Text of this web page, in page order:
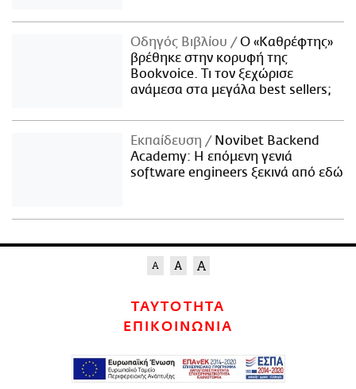
Οδηγός Βιβλίου
Ο «Καθρέφτης»
βρέθηκε στην κορυφή της
Bookvoice. Τι τον ξεχώρισε
ανάμεσα στα μεγάλα best sellers;
Εκπαίδευση
Novibet Backend
Academy: Η επόμενη γενιά
software engineers ξεκινά από εδώ
ΤΑΥΤΟΤΗΤΑ
ΕΠΙΚΟΙΝΩΝΙΑ